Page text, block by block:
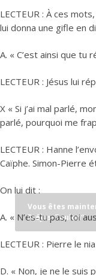
LECTEUR : À ces
lui donna une gifle en
A. « C’est ainsi que tu
LECTEUR : Jésus lui
X « Si j’ai mal parlé,
parlé, pourquoi me
LECTEUR : Hanne
Caïphe. Simon-Pierre
On lui dit :
A. « N’es-tu pas, toi
LECTEUR : Pierre le
D. « Non, je ne le suis